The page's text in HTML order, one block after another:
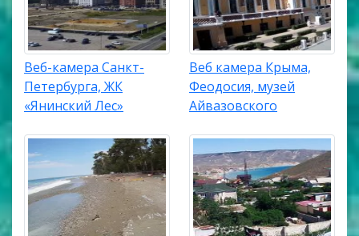
Веб-камера Санкт-
Петербурга, ЖК
«Янинский Лес»
Веб камера Крыма,
Феодосия, музей
Айвазовского